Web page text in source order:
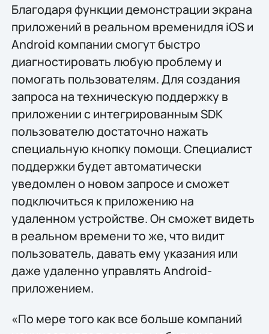
Благодаря функции демонстрации экрана
приложений в реальном временидля iOS и
Android компании смогут быстро
диагностировать любую проблему и
помогать пользователям. Для создания
запроса на техническую поддержку в
приложении с интегрированным SDK
пользователю достаточно нажать
специальную кнопку помощи. Специалист
поддержки будет автоматически
уведомлен о новом запросе и сможет
подключиться к приложению на
удаленном устройстве. Он сможет видеть
в реальном времени то же, что видит
пользователь, давать ему указания или
даже удаленно управлять Android-
приложением.
«По мере того как все больше компаний